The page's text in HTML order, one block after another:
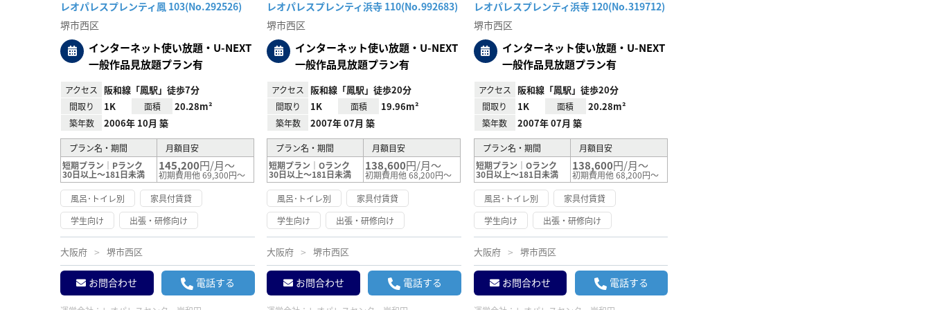
レオパレスプレンティ鳳 103(No.292526)
お気
に入
堺市西区
インターネット使い放題・U-NEXT
一般作品見放題プラン有
アクセス 阪和線「鳳駅」徒歩7分
間取り 1K 面積 20.28m²
築年数 2006年 10月 築
プラン名・期間
月額目安
短期プラン｜Pランク
30日以上～181日未満
145,200円/月～
初期費用他 69,300円～
風呂･トイレ別
家具付賃貸
学生向け
出張・研修向け
大阪府 堺市西区
お問合わせ 電話する
レオパレスプレンティ浜寺 110(No.992683)
お気
に入
堺市西区
インターネット使い放題・U-NEXT
一般作品見放題プラン有
アクセス 阪和線「鳳駅」徒歩20分
間取り 1K 面積 19.96m²
築年数 2007年 07月 築
プラン名・期間
月額目安
短期プラン｜Oランク
30日以上～181日未満
138,600円/月～
初期費用他 68,200円～
風呂･トイレ別
家具付賃貸
学生向け
出張・研修向け
大阪府 堺市西区
お問合わせ 電話する
レオパレスプレンティ浜寺 120(No.319712)
お気
に入
堺市西区
インターネット使い放題・U-NEXT
一般作品見放題プラン有
アクセス 阪和線「鳳駅」徒歩20分
間取り 1K 面積 20.28m²
築年数 2007年 07月 築
プラン名・期間
月額目安
短期プラン｜Oランク
30日以上～181日未満
138,600円/月～
初期費用他 68,200円～
風呂･トイレ別
家具付賃貸
学生向け
出張・研修向け
大阪府 堺市西区
お問合わせ 電話する